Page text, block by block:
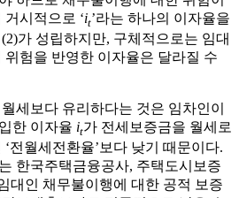
시적으로 ‘it’라는 하나의 이자율을
가 성립하지만, 구체적으로는 임대
험을 반영한 이자율은 달라질 수
세보다 유리하다는 것은 임차인이
한 이자율 it가 전세보증금을 월세로
전월세전환율’보다 낮기 때문이다.
한국주택금융공사, 주택도시보증
대인 채무불이행에 대한 공적 보증